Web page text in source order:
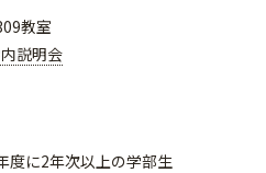
教室
説明会
度に2年次以上の学部生